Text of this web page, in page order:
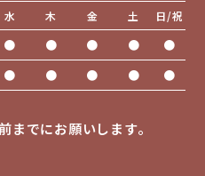
水 木 金 土 日/祝
● ● ● ● ●
● ● ● ● ●
までにお願いします。